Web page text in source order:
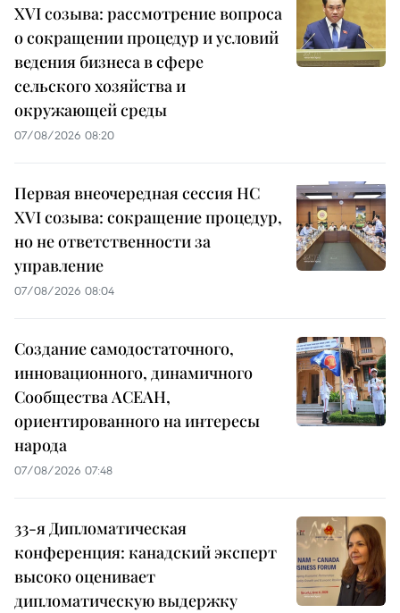
XVI созыва: рассмотрение вопроса
о сокращении процедур и условий
ведения бизнеса в сфере
сельского хозяйства и
окружающей среды
07/08/2026 08:20
Первая внеочередная сессия НС
XVI созыва: сокращение процедур,
но не ответственности за
управление
07/08/2026 08:04
Создание самодостаточного,
инновационного, динамичного
Сообщества АСЕАН,
ориентированного на интересы
народа
07/08/2026 07:48
33-я Дипломатическая
конференция: канадский эксперт
высоко оценивает
дипломатическую выдержку